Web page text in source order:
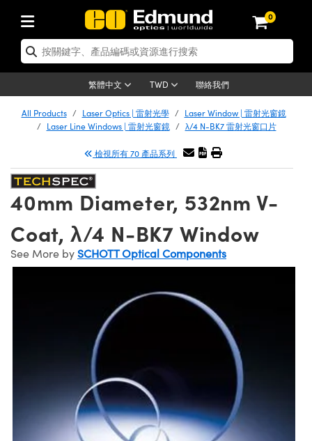
0
繁體中文 TWD 聯絡我們
| 光學產品
| 反射鏡
| 光學濾光片
Optics | 偏振光學元件
| 分光鏡
Components | SCHOTT 光學
| 紅外線光學產品
Optics | 雷射光學
| 雷射透鏡
| 雷射濾光片
| 超快光學
器
Assemblies | 雷射光學元件組装
| 雷射顯微鏡
Isolators | 晶體和隔離器
| 雷射偏光片
| 光機組件
System | 光學籠式系統
| 臺式系統
and Breadboards | 光學平臺和
| 電動平臺
| 顯微鏡
| Mitutoyo 物鏡
| Nikon 物鏡
| ZEISS 物鏡
Microscopes
Objectives
Objectives | 有限共軛物鏡
Lighting |顯微鏡照明
| 雷射
and Electronics | 雷射量
| 雷射用光機模組
| 實驗室和生產線
Lenses | 成像鏡頭
Lenses | 定焦鏡頭
| 遠心鏡頭
Magnification Lenses
| 影視製作和高級攝影
Accessories | 成像鏡頭配件
| 相機
Cameras | Gigabit乙太網相
Cameras | Teledyne Dalsa 相
Microscopy Cameras
Cameras | Allied Vision 相機
Cameras | IDS 相機
Labs Cameras™ | Lucid Vision
| Pixelink 相機
and Illumination | 照明
Lighting | 機器視覺光源
|顯微鏡照明
| 雷射光源
| 其他光源
Accessories | 光源配件
Targets | 測試板
Targets | 解析度測試板
Targets | 畸變測試版
Level Test Targets | 色卡測試板
and Detection | 測試與監測
| 光學度量
Solutions | 機器視覺方案
and Electronics | 雷射量
測器
大器
| 光度計
Roughness Standards | 表面
Components | 主動光學元件
and Detection
and Production | 實驗室和生產
| 清潔用品
Handling Tools | 零件夾持用品
| 光學膠
| 暗室器材
Accessories | UV固化設備
用選購
| 光譜儀
Imaging
Imaging
Tomography
By Brand
Products | 新品專區
Lenses
| 清倉品
| 清倉光學產品
| 清倉顯微鏡
Lenses | 清倉成像鏡頭
| 清倉相機
and Detection
and Production | 清倉實驗室
Products | 重新認證產品
| 重新認證光學產品
| 重新認證光機組
| 重新認證雷射
| 重新認證顯微鏡
Lenses | 重新認證成像鏡
| 重新認證照明
and Production | 重新認證實
All Products Laser Optics | 雷射光學
Laser Window | 雷射光窗鏡
Laser Line Windows | 雷射光窗鏡
λ/4 N-BK7 雷射光窗口片
檢視所有 70 產品系列
40mm Diameter, 532nm V-
Coat, λ/4 N-BK7 Window
See More by SCHOTT Optical Components